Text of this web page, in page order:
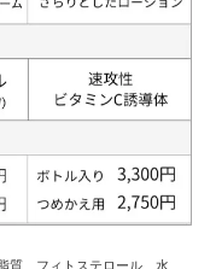
質、フィトステロール、水